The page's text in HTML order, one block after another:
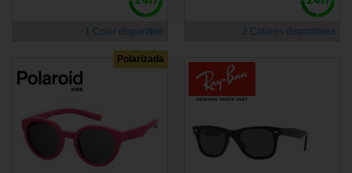
1 Color disponible 2 Colores disponibles
Polarizada